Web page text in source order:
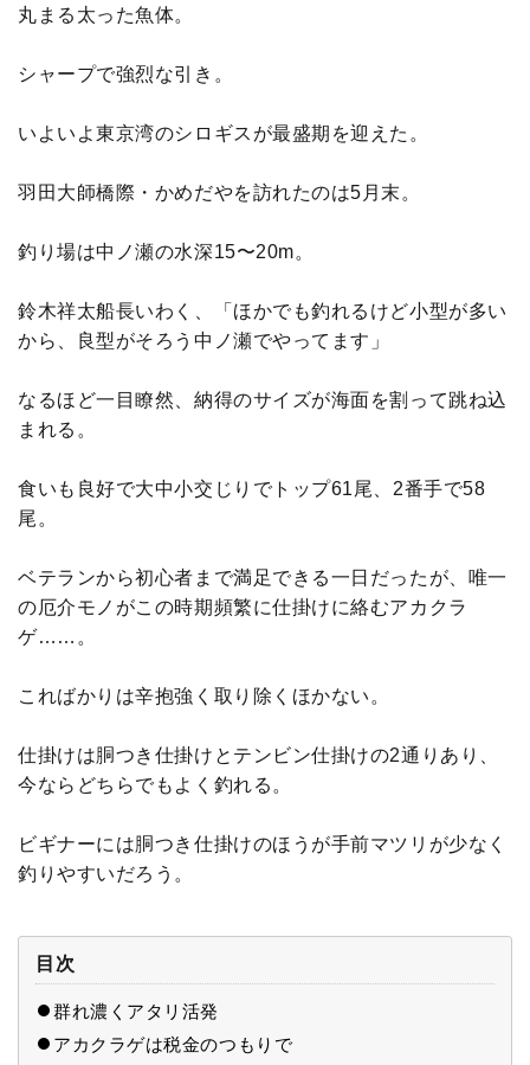
丸まる太った魚体。
シャープで強烈な引き。
いよいよ東京湾のシロギスが最盛期を迎えた。
羽田大師橋際・かめだやを訪れたのは5月末。
釣り場は中ノ瀬の水深15〜20m。
鈴木祥太船長いわく、「ほかでも釣れるけど小型が多い
から、良型がそろう中ノ瀬でやってます」
なるほど一目瞭然、納得のサイズが海面を割って跳ね込
まれる。
食いも良好で大中小交じりでトップ61尾、2番手で58
尾。
ベテランから初心者まで満足できる一日だったが、唯一
の厄介モノがこの時期頻繁に仕掛けに絡むアカクラ
ゲ……。
こればかりは辛抱強く取り除くほかない。
仕掛けは胴つき仕掛けとテンビン仕掛けの2通りあり、
今ならどちらでもよく釣れる。
ビギナーには胴つき仕掛けのほうが手前マツリが少なく
釣りやすいだろう。
目次
群れ濃くアタリ活発
アカクラゲは税金のつもりで